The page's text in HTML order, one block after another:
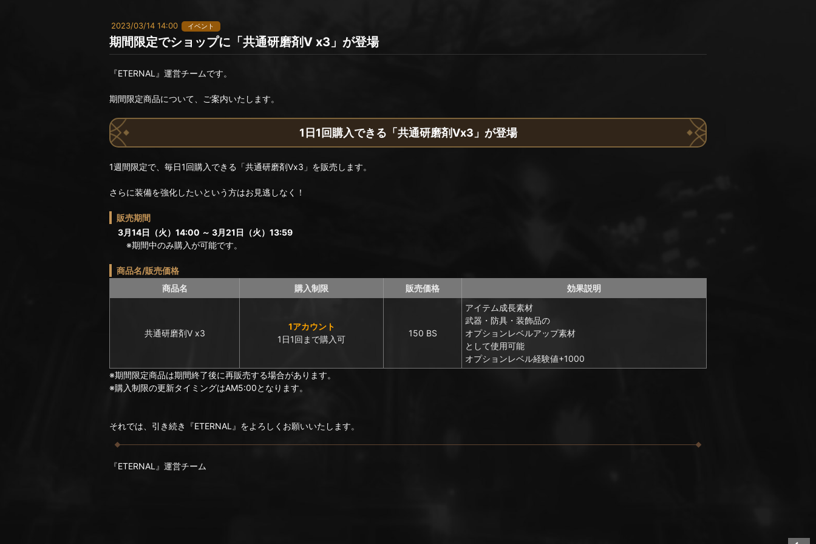
2023/03/14 14:00 イベント
期間限定でショップに「共通研磨剤Ⅴ x3」が登場
『ETERNAL』運営チームです。
期間限定商品について、ご案内いたします。
1日1回購入できる「共通研磨剤Ⅴx3」が登場
1週間限定で、毎日1回購入できる「共通研磨剤Ⅴx3」を販売します。
さらに装備を強化したいという方はお見逃しなく！
販売期間
3月14日（火）14:00 ～ 3月21日（火）13:59
※期間中のみ購入が可能です。
商品名/販売価格
商品名
購入制限 販売価格 効果説明
共通研磨剤Ⅴ x3
1アカウント
1日1回まで購入可
150 BS
アイテム成長素材
武器・防具・装飾品の
オプションレベルアップ素材
として使用可能
オプションレベル経験値+1000
※期間限定商品は期間終了後に再販売する場合があります。
※購入制限の更新タイミングはAM5:00となります。
それでは、引き続き『ETERNAL』をよろしくお願いいたします。
『ETERNAL』運営チーム